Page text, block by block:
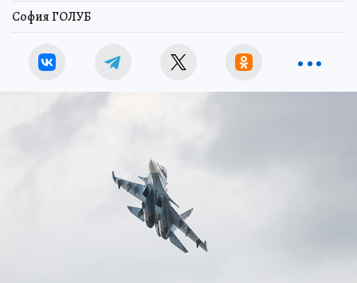
София ГОЛУБ